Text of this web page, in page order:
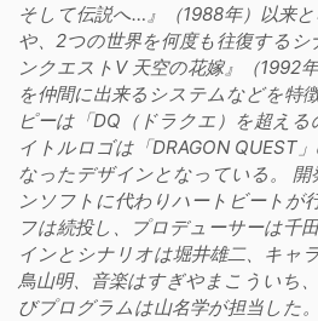
そして伝説へ…』（1988年）以来
や、2つの世界を何度も往復する
ンクエストV 天空の花嫁』（1992
を仲間に出来るシステムなどを特
ピーは「DQ（ドラクエ）を超え
イトルロゴは「DRAGON QUEST
なったデザインとなっている。 開
ンソフトに代わりハートビートが
フは続投し、プロデューサーは千
インとシナリオは堀井雄二、キャ
鳥山明、音楽はすぎやまこういち
びプログラムは山名学が担当した